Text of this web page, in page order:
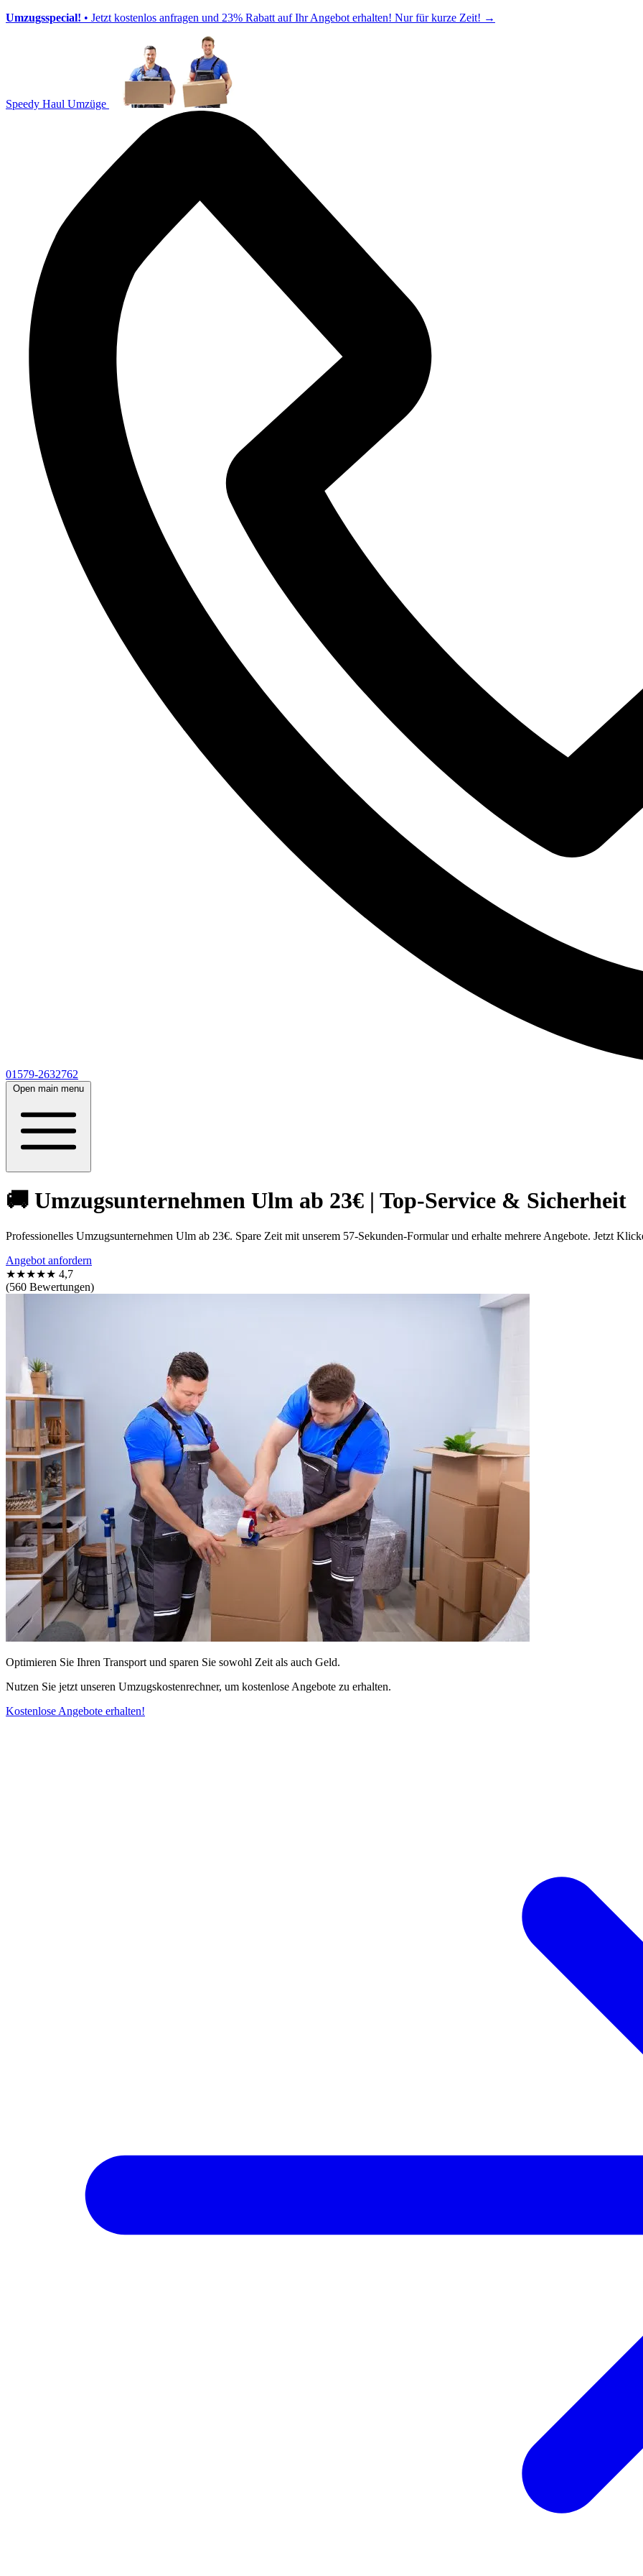
Umzugsspecial! • Jetzt kostenlos anfragen und 23% Rabatt auf Ihr Angebot erhalten! Nur für kurze Zeit! →
Speedy Haul Umzüge
01579-2632762
Open main menu
🚚 Umzugsunternehmen Ulm ab 23€ | Top-Service & Sicherheit
Professionelles Umzugsunternehmen Ulm ab 23€. Spare Zeit mit unserem 57-Sekunden-Formular und erhalte mehrere Angebote. Jetzt
Angebot anfordern
★★★★★ 4,7
(560 Bewertungen)
Optimieren Sie Ihren Transport und sparen Sie sowohl Zeit als auch Geld.
Nutzen Sie jetzt unseren Umzugskostenrechner, um kostenlose Angebote zu erhalten.
Kostenlose Angebote erhalten!